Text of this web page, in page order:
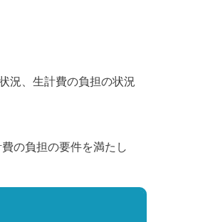
況、生計費の負担の状況
の負担の要件を満たし